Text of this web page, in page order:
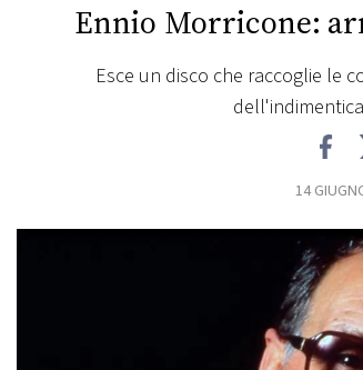
Ennio Morricone:
Esce un disco che raccoglie le
14